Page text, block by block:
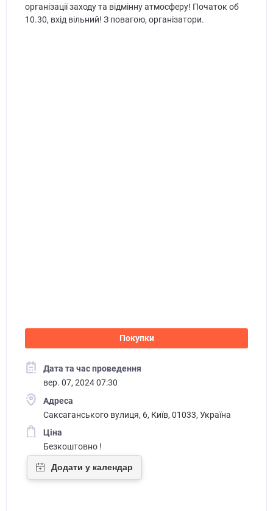
організації заходу та відмінну атмосферу! Початок об
10.30, вхід вільний! З повагою, організатори.
Покупки
Дата та час проведення
вер. 07, 2024 07:30
Адреса
Саксаганського вулиця, 6, Київ, 01033, Україна
Ціна
Безкоштовно !